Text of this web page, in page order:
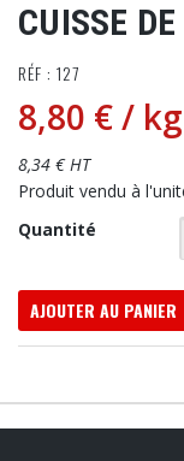
CUISSE
RÉF : 127
8,80 €/ kg
8,34 € HT
Produit vendu à
Quantité
AJOUTER AU PANIER